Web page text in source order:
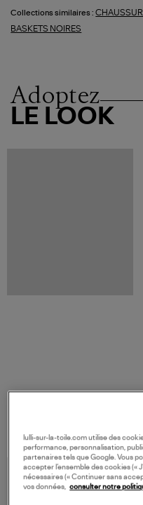
Collections similaires :
BASKETS NOIRES
Adoptez
LE LOOK
lulli-sur-la-toile.com utilise des
performance, personnalisation,
partenaires tels que Google. Vous
accepter l’ensemble des cookies («
nécessaires (« Continuer sans
vos données,
consulter notre